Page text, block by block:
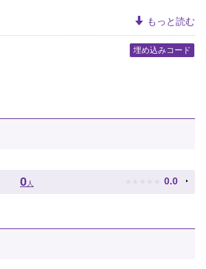
もっと読む
埋め込みコード
0 人 ★ ★ ★ ★ ★ 0.0